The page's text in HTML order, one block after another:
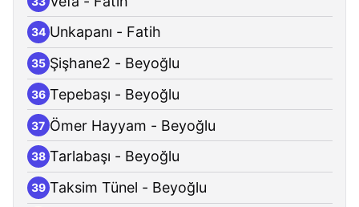
34 Unkapanı - Fatih
35 Şişhane2 - Beyoğlu
36 Tepebaşı - Beyoğlu
37 Ömer Hayyam - Beyoğlu
38 Tarlabaşı - Beyoğlu
39 Taksim Tünel - Beyoğlu